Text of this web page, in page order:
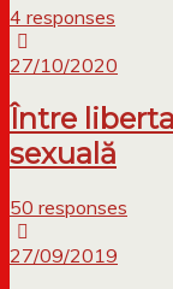
4 responses
27/10/2020
Între
sexuală
50 responses
27/09/2019